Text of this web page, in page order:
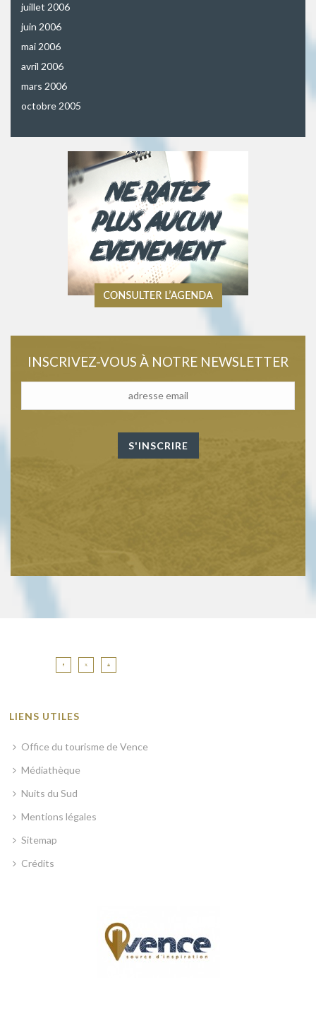
juillet 2006
juin 2006
mai 2006
avril 2006
mars 2006
octobre 2005
INSCRIVEZ-VOUS À NOTRE NEWSLETTER
LIENS UTILES
Office du tourisme de Vence
Médiathèque
Nuits du Sud
Mentions légales
Sitemap
Crédits